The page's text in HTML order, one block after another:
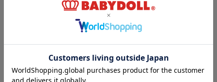
5/14～40%OFF SALE PINKHUNT フリル袖トレーナー
6/19一部再販 5/14～40%OFF SALE PINKHUNT 肩だしビ